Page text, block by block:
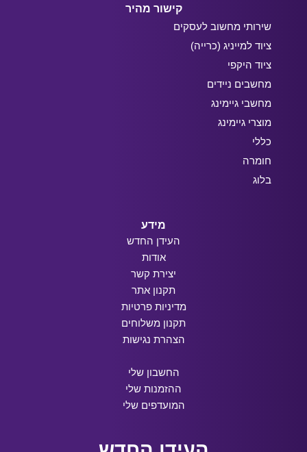
קישור מהיר
שירותי מחשוב לעסקים
ציוד למייניג (כרייה)
ציוד היקפי
מחשבים ניידים
מחשבי גיימינג
מוצרי גיימינג
כללי
חומרה
בלוג
מידע
העידן החדש
אודות
יצירת קשר
תקנון אתר
מדיניות פרטיות
תקנון משלוחים
הצהרת נגישות
החשבון שלי
ההזמנות שלי
המועדפים שלי